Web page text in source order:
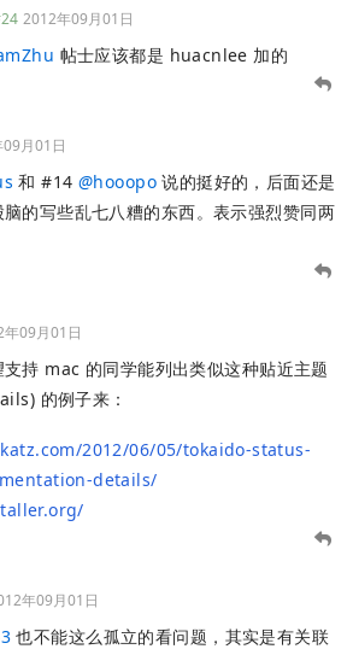
2012年09月01日
帖士应该都是 huacnlee 加的
月01日
和 #14@hooopo说的挺好的，后面还是
的写些乱七八糟的东西。表示强烈赞同两
09月01日
持 mac 的同学能列出类似这种贴近主题
的例子来：
2012/06/05/tokaido-status-
details/
年09月01日
也不能这么孤立的看问题，其实是有关联